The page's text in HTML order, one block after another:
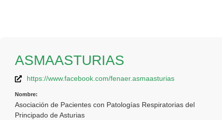
ASMAASTURIAS
https://www.facebook.com/fenaer.asmaasturias
Nombre:
Asociación de Pacientes con Patologías Respiratorias del
Principado de Asturias